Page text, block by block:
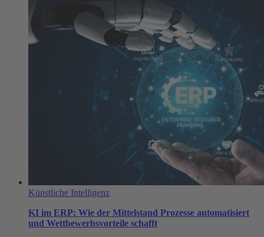
Intelligenz
im
Mittelstand:
Fakten,
Trends
Handlungsoptionen
Künstliche Intelligenz
KI im ERP: Wie der Mittelstand Prozesse automatisiert
und Wettbewerbsvorteile schafft